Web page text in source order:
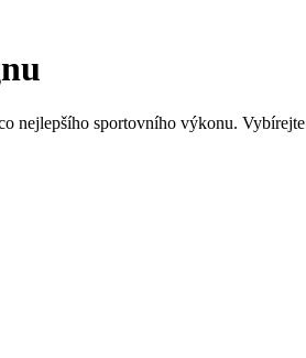
nejlepšího sportovního výkonu.